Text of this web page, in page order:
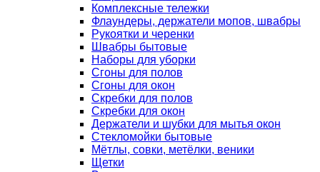
Комплексные тележки
Флаундеры, держатели мопов, швабры
Рукоятки и черенки
Швабры бытовые
Наборы для уборки
Сгоны для полов
Сгоны для окон
Скребки для полов
Скребки для окон
Держатели и шубки для мытья окон
Стекломойки бытовые
Мётлы, совки, метёлки, веники
Щетки